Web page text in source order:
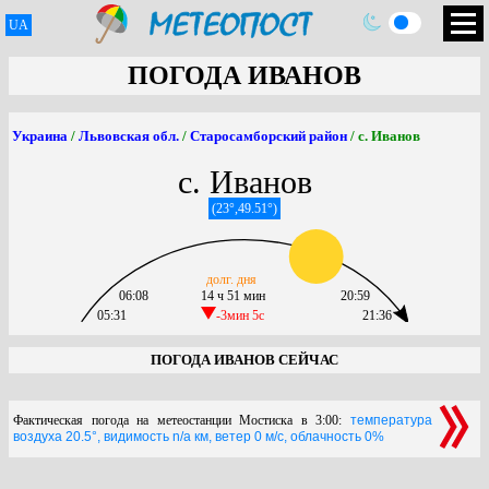
UA
ПОГОДА ИВАНОВ
Украина / Львовская обл. / Старосамборский район / с. Иванов
с. Иванов
(23°,49.51°)
05:31
06:08
14 ч 51 мин
-3мин 5c
долг. дня
21:36
20:59
ПОГОДА ИВАНОВ СЕЙЧАС
Фактическая погода на метеостанции Мостиска в 3:00: температура
воздуха 20.5°, видимость n/a км, ветер 0 м/с, облачность 0%